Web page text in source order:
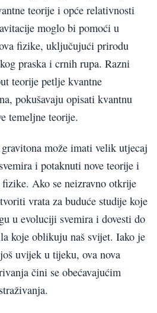
teorije i opće relativnosti
moglo bi pomoći u
fizike, uključujući prirodu
praska i crnih rupa. Razni
teorije petlje kvantne
pokušavaju opisati kvantnu
temeljne teorije.
može imati velik utjecaj
i potaknuti nove teorije i
Ako se neizravno otkrije
vrata za buduće studije koje
u evoluciji svemira i dovesti do
koje oblikuju naš svijet. Iako je
uvijek u tijeku, ova nova
čini se obećavajućim